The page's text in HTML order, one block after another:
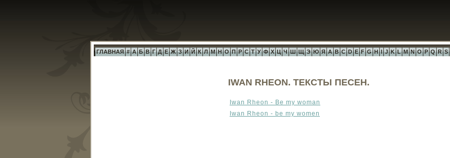
ГЛАВНАЯ # А Б В Г Д Е Ж З И Й К Л М Н О П Р С Т У Ф Х Ц Ч Ш Щ Э Ю Я A B C D E F G H I J K L M N O P Q R S
IWAN RHEON. ТЕКСТЫ ПЕСЕН.
Iwan Rheon - Be my woman
Iwan Rheon - be my women